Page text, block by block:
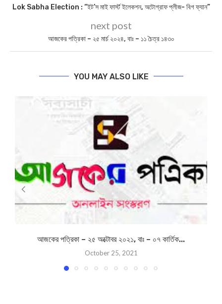
Lok Sabha Election : “ইট’স মাই ফার্স্ট ইলেকশন, অটোগ্রাফ প্লীজ- বিগ ফ্যান”
next post
আজকের পত্রিকা – ২৫ মার্চ ২০২৪, বাঃ – ১১ চৈত্র ১৪৩০
YOU MAY ALSO LIKE
আজকের পত্রিকা – ২৫ অক্টোবর ২০২১, বাঃ – ০৭ কার্তিক...
October 25, 2021